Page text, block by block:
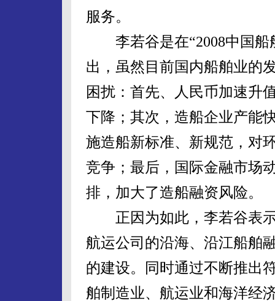
服务。
李若谷是在“2008中国船
出，虽然目前国内船舶业的
困扰：首先、人民币加速升
下降；其次，造船企业产能
施造船新标准、新规范，对
竞争；最后，国际金融市场
排，加大了造船融资风险。
正因为如此，李若谷表示
航运公司的沿海、沿江船舶
的建设。同时通过不断推出
舶制造业、航运业和海洋经